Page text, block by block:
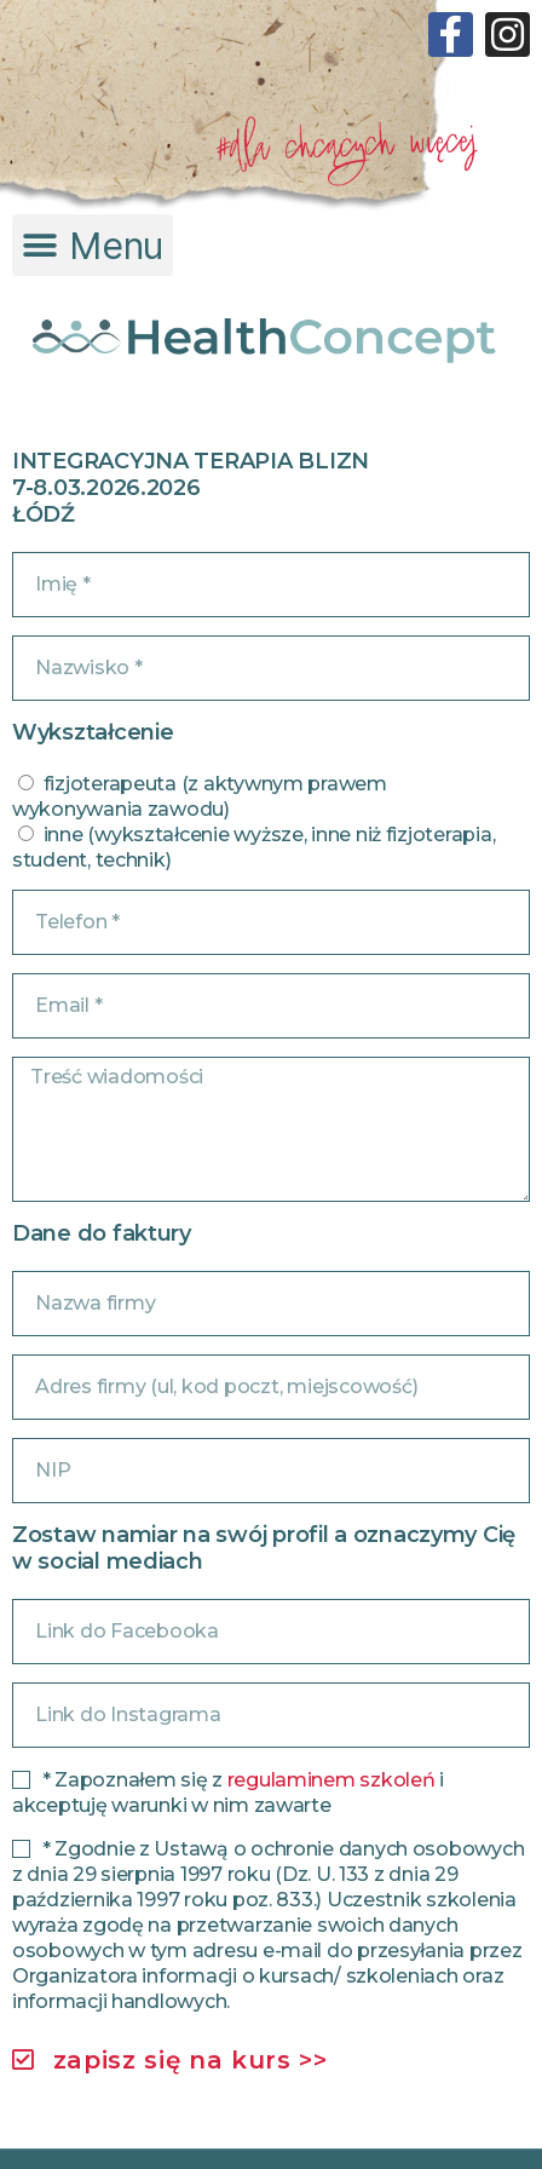
INTEGRACYJNA TERAPIA BLIZN
7-8.03.2026.2026
ŁÓDŹ
Wykształcenie
fizjoterapeuta (z aktywnym prawem
wykonywania zawodu)
inne (wykształcenie wyższe, inne niż fizjoterapia,
student, technik)
Dane do faktury
Zostaw namiar na swój profil a oznaczymy Cię
w social mediach
* Zapoznałem się z regulaminem szkoleń i
akceptuję warunki w nim zawarte
* Zgodnie z Ustawą o ochronie danych osobowych
z dnia 29 sierpnia 1997 roku (Dz. U. 133 z dnia 29
października 1997 roku poz. 833.) Uczestnik szkolenia
wyraża zgodę na przetwarzanie swoich danych
osobowych w tym adresu e-mail do przesyłania przez
Organizatora informacji o kursach/ szkoleniach oraz
informacji handlowych.
zapisz się na kurs >>